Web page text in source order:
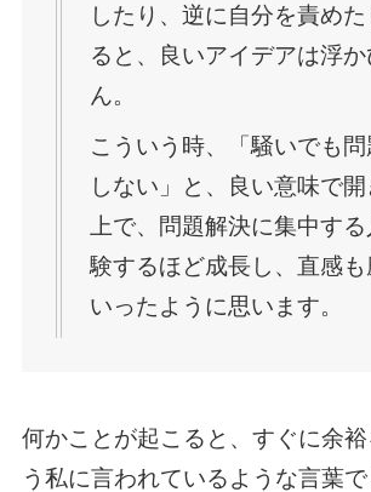
したり、逆に自分を責め
ると、良いアイデアは浮
ん。
こういう時、「騒いでも
しない」と、良い意味で
上で、問題解決に集中す
験するほど成長し、直感も
いったように思います。
何かことが起こると、すぐに余
う私に言われているような言葉で